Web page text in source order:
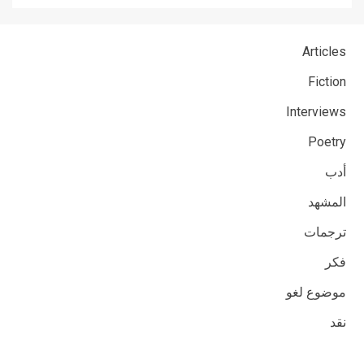
Articles
Fiction
Interviews
Poetry
أدب
المشهد
ترجمات
فكر
موضوع لغو
نقد